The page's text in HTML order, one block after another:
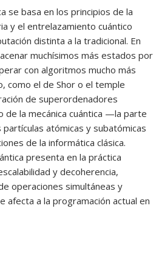
se basa en los principios de la
y el entrelazamiento cuántico
distinta a la tradicional. En
muchísimos más estados por
con algoritmos mucho más
como el de Shor o el temple
de superordenadores
de la mecánica cuántica —la parte
atómicas y subatómicas
de la informática clásica.
presenta en la práctica
y decoherencia,
operaciones simultáneas y
afecta a la programación actual en